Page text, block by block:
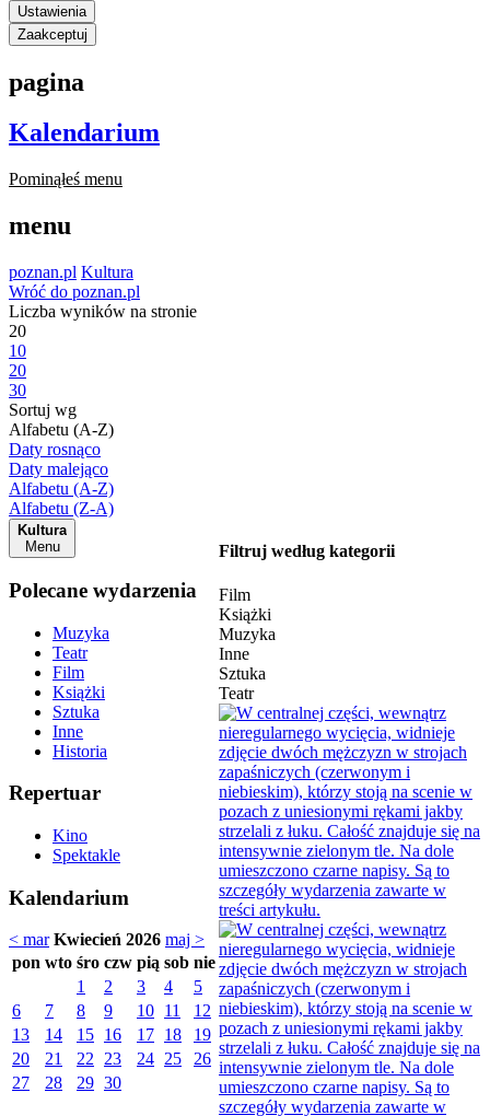
Ustawienia
Zaakceptuj
pagina
Kalendarium
Pominąłeś menu
menu
poznan.pl Kultura
Wróć do poznan.pl
Liczba wyników na stronie
20
10
20
30
Sortuj wg
Alfabetu (A-Z)
Daty rosnąco
Daty malejąco
Alfabetu (A-Z)
Alfabetu (Z-A)
Kultura
Menu
Polecane wydarzenia
Muzyka
Teatr
Film
Książki
Sztuka
Inne
Historia
Repertuar
Kino
Spektakle
Kalendarium
< mar Kwiecień 2026 maj >
pon wto śro czw pią sob nie
1
2 3 4
5
6
7 8 9 10 11
12
13
14 15 16 17 18
19
20
21 22 23 24 25
26
27
28 29 30
Filtruj według kategorii
Film
Książki
Muzyka
Inne
Sztuka
Teatr